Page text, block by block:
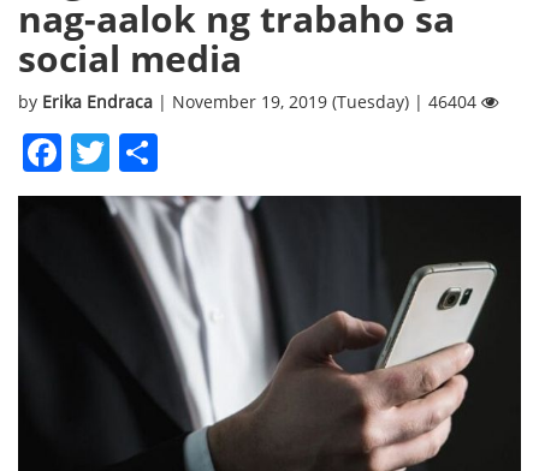
nag-aalok ng trabaho sa
social media
by Erika Endraca | November 19, 2019 (Tuesday) | 46404
Facebook
Twitter